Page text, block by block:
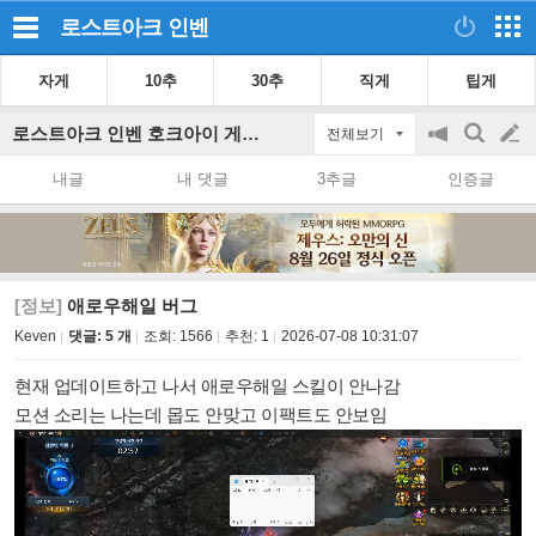
로스트아크 인벤
자게 10추 30추 직게 팁게
로스트아크 인벤 호크아이 게시판 전체보기
공
on/off
검
색
글
쓰
내글 내 댓글 3추글 인증글
[정보] 애로우해일 버그
Keven 댓글: 5 개 조회: 1566 추천: 1 2026-07-08 10:31:07
현재 업데이트하고 나서 애로우해일 스킬이 안나감
모션 소리는 나는데 몹도 안맞고 이팩트도 안보임